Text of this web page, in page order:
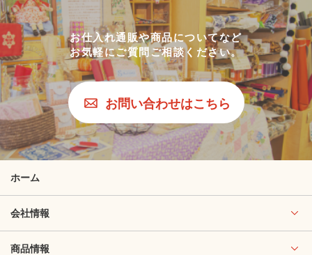
お仕入れ通販や商品についてなど
お気軽にご質問ご相談ください。
お問い合わせはこちら
ホーム
会社情報
商品情報